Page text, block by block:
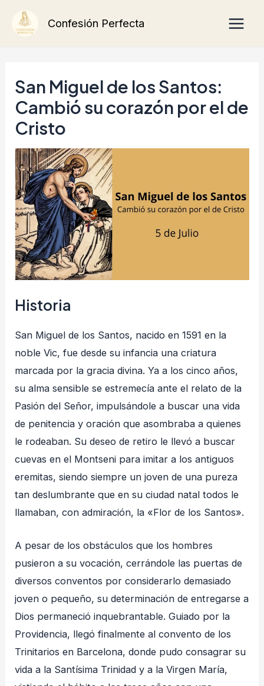
Confesión Perfecta
San Miguel de los Santos:
Cambió su corazón por el de
Cristo
Historia
San Miguel de los Santos, nacido en 1591 en la
noble Vic, fue desde su infancia una criatura
marcada por la gracia divina. Ya a los cinco años,
su alma sensible se estremecía ante el relato de la
Pasión del Señor, impulsándole a buscar una vida
de penitencia y oración que asombraba a quienes
le rodeaban. Su deseo de retiro le llevó a buscar
cuevas en el Montseni para imitar a los antiguos
eremitas, siendo siempre un joven de una pureza
tan deslumbrante que en su ciudad natal todos le
llamaban, con admiración, la «Flor de los Santos».
A pesar de los obstáculos que los hombres
pusieron a su vocación, cerrándole las puertas de
diversos conventos por considerarlo demasiado
joven o pequeño, su determinación de entregarse a
Dios permaneció inquebrantable. Guiado por la
Providencia, llegó finalmente al convento de los
Trinitarios en Barcelona, donde pudo consagrar su
vida a la Santísima Trinidad y a la Virgen María,